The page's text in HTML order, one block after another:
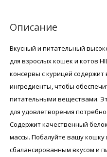
Описание
Вкусный и питательный
для взрослых кошек и котов
консервы с курицей
ингредиенты, чтобы
питательными веществами.
для удовлетворения
Содержит качественный
массы. Побалуйте вашу кошку
сбалансированным вкусом и